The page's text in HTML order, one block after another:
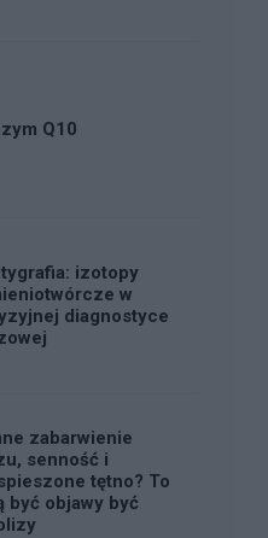
Q10
izotopy
w
diagnostyce
zabarwienie
senność i
tętno? To
być objawy być